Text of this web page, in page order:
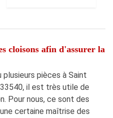
cloisons afin d'assurer la
plusieurs pièces à Saint
il est très utile de
Pour nous, ce sont des
certaine maîtrise des